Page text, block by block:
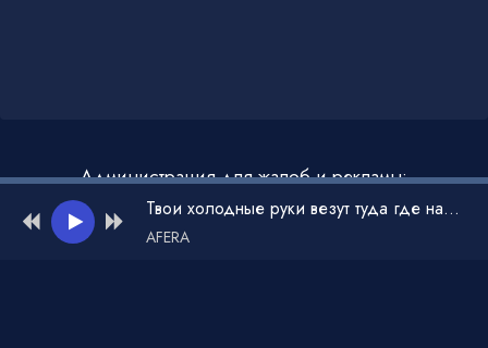
Администрация для жалоб и рекламы:
admin@muzdark.net
Твои холодные руки везут туда где нас двое
AFERA